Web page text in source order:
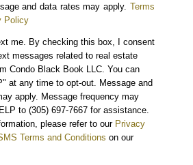
and data rates may apply. Terms
Policy
me.
By checking this box, I consent
messages related to real estate
Condo Black Book LLC. You can
at any time to opt-out. Message and
apply. Message frequency may
to (305) 697-7667 for assistance.
please refer to our Privacy
Terms and Conditions on our